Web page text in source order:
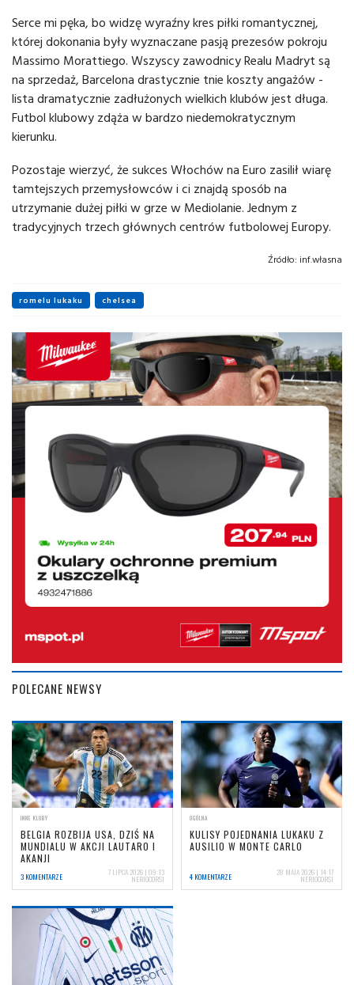
Serce mi pęka, bo widzę wyraźny kres piłki romantycznej,
której dokonania były wyznaczane pasją prezesów pokroju
Massimo Morattiego. Wszyscy zawodnicy Realu Madryt są
na sprzedaż, Barcelona drastycznie tnie koszty angażów -
lista dramatycznie zadłużonych wielkich klubów jest długa.
Futbol klubowy zdąża w bardzo niedemokratycznym
kierunku.
Pozostaje wierzyć, że sukces Włochów na Euro zasilił wiarę
tamtejszych przemysłowców i ci znajdą sposób na
utrzymanie dużej piłki w grze w Mediolanie. Jednym z
tradycyjnych trzech głównych centrów futbolowej Europy.
Źródło: inf.własna
romelu lukaku chelsea
POLECANE NEWSY
INNE KLUBY
BELGIA ROZBIJA USA, DZIŚ NA
MUNDIALU W AKCJI LAUTARO I
AKANJI
3 KOMENTARZE 7 LIPCA 2026 | 09:13
NERIOCORSI
OGÓLNA
KULISY POJEDNANIA LUKAKU Z
AUSILIO W MONTE CARLO
4 KOMENTARZE 28 MAJA 2026 | 14:17
NERIOCORSI